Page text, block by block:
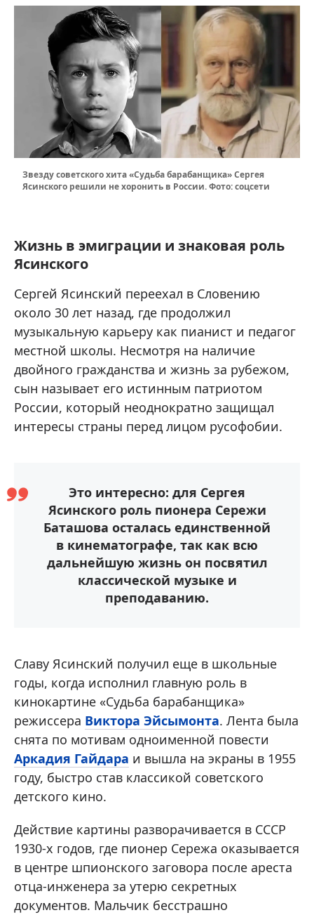
Звезду советского хита «Судьба барабанщика» Сергея
Ясинского решили не хоронить в России. Фото: соцсети
Жизнь в эмиграции и знаковая роль
Ясинского
Сергей Ясинский переехал в Словению
около 30 лет назад, где продолжил
музыкальную карьеру как пианист и педагог
местной школы. Несмотря на наличие
двойного гражданства и жизнь за рубежом,
сын называет его истинным патриотом
России, который неоднократно защищал
интересы страны перед лицом русофобии.
Это интересно: для Сергея
Ясинского роль пионера Сережи
Баташова осталась единственной
в кинематографе, так как всю
дальнейшую жизнь он посвятил
классической музыке и
преподаванию.
Славу Ясинский получил еще в школьные
годы, когда исполнил главную роль в
кинокартине «Судьба барабанщика»
режиссера Виктора Эйсымонта. Лента была
снята по мотивам одноименной повести
Аркадия Гайдара и вышла на экраны в 1955
году, быстро став классикой советского
детского кино.
Действие картины разворачивается в СССР
1930-х годов, где пионер Сережа оказывается
в центре шпионского заговора после ареста
отца-инженера за утерю секретных
документов. Мальчик бесстрашно